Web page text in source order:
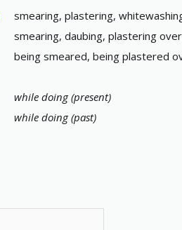
smearing, plastering,
smearing, daubing, plastering
being smeared, being plastered
while doing (present)
while doing (past)